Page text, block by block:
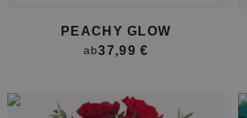
PEACHY GLOW
ab37,99 €